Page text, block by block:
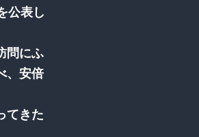
公表し
問にふ
、安倍
てきた